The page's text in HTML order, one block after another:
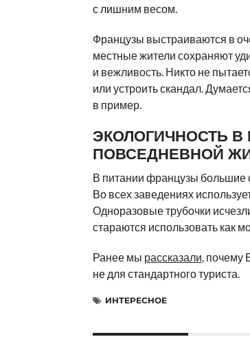
с лишним весом.
Французы выстраиваются в
местные жители сохраняют
и вежливость. Никто не
или устроить скандал.
в пример.
ЭКОЛОГИЧНОСТЬ В
ПОВСЕДНЕВНОЙ
В питании французы большие
Во всех заведениях
Одноразовые трубочки
стараются использовать как
Ранее мы рассказали, почему
не для стандартного туриста.
ИНТЕРЕСНОЕ